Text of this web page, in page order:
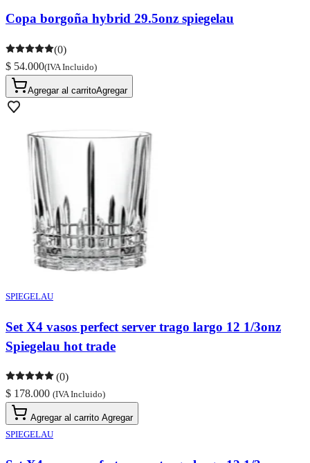
Copa borgoña hybrid 29.5onz spiegelau
(0)
$ 54.000(IVA Incluido)
Agregar al carritoAgregar
SPIEGELAU
Set X4 vasos perfect server trago largo 12 1/3onz
Spiegelau hot trade
(0)
$ 178.000 (IVA Incluido)
Agregar al carrito Agregar
SPIEGELAU